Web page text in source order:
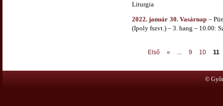
Liturgia
2022. január 30. Vasárnap –
(Ipoly fszvt.) – 3. hang – 10.00:
Első « ... 9 10 11
©